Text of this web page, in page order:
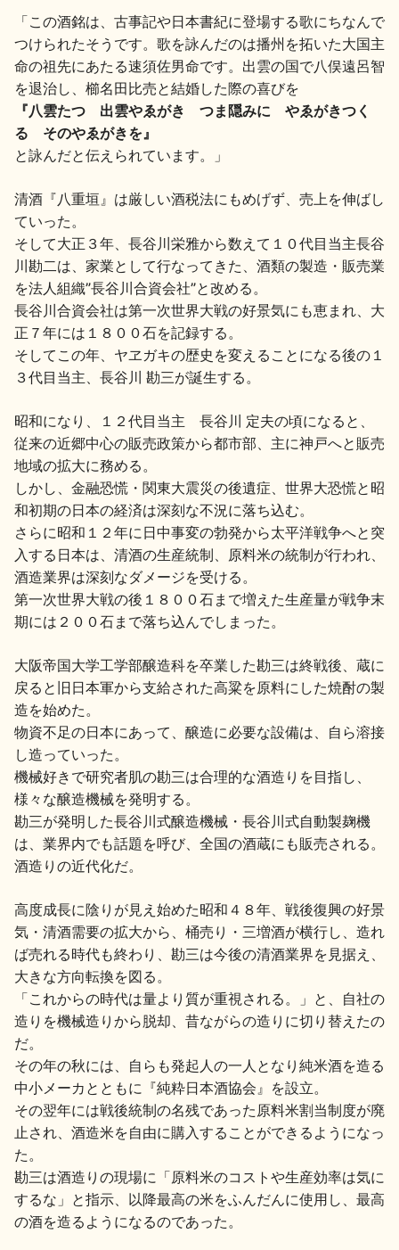
「この酒銘は、古事記や日本書紀に登場する歌にちなんで
つけられたそうです。歌を詠んだのは播州を拓いた大国主
命の祖先にあたる速須佐男命です。出雲の国で八俣遠呂智
を退治し、櫛名田比売と結婚した際の喜びを
『八雲たつ 出雲やゑがき つま隠みに やゑがきつく
る そのやゑがきを』
と詠んだと伝えられています。」
清酒『八重垣』は厳しい酒税法にもめげず、売上を伸ばし
ていった。
そして大正３年、長谷川栄雅から数えて１０代目当主長谷
川勘二は、家業として行なってきた、酒類の製造・販売業
を法人組織”長谷川合資会社”と改める。
長谷川合資会社は第一次世界大戦の好景気にも恵まれ、大
正７年には１８００石を記録する。
そしてこの年、ヤヱガキの歴史を変えることになる後の１
３代目当主、長谷川 勘三が誕生する。
昭和になり、１２代目当主 長谷川 定夫の頃になると、
従来の近郷中心の販売政策から都市部、主に神戸へと販売
地域の拡大に務める。
しかし、金融恐慌・関東大震災の後遺症、世界大恐慌と昭
和初期の日本の経済は深刻な不況に落ち込む。
さらに昭和１２年に日中事変の勃発から太平洋戦争へと突
入する日本は、清酒の生産統制、原料米の統制が行われ、
酒造業界は深刻なダメージを受ける。
第一次世界大戦の後１８００石まで増えた生産量が戦争末
期には２００石まで落ち込んでしまった。
大阪帝国大学工学部醸造科を卒業した勘三は終戦後、蔵に
戻ると旧日本軍から支給された高粱を原料にした焼酎の製
造を始めた。
物資不足の日本にあって、醸造に必要な設備は、自ら溶接
し造っていった。
機械好きで研究者肌の勘三は合理的な酒造りを目指し、
様々な醸造機械を発明する。
勘三が発明した長谷川式醸造機械・長谷川式自動製麹機
は、業界内でも話題を呼び、全国の酒蔵にも販売される。
酒造りの近代化だ。
高度成長に陰りが見え始めた昭和４８年、戦後復興の好景
気・清酒需要の拡大から、桶売り・三増酒が横行し、造れ
ば売れる時代も終わり、勘三は今後の清酒業界を見据え、
大きな方向転換を図る。
「これからの時代は量より質が重視される。」と、自社の
造りを機械造りから脱却、昔ながらの造りに切り替えたの
だ。
その年の秋には、自らも発起人の一人となり純米酒を造る
中小メーカとともに『純粋日本酒協会』を設立。
その翌年には戦後統制の名残であった原料米割当制度が廃
止され、酒造米を自由に購入することができるようになっ
た。
勘三は酒造りの現場に「原料米のコストや生産効率は気に
するな」と指示、以降最高の米をふんだんに使用し、最高
の酒を造るようになるのであった。